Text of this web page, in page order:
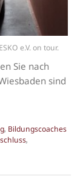
e.V. on tour.
Sie nach
sind
, Bildungscoaches
,